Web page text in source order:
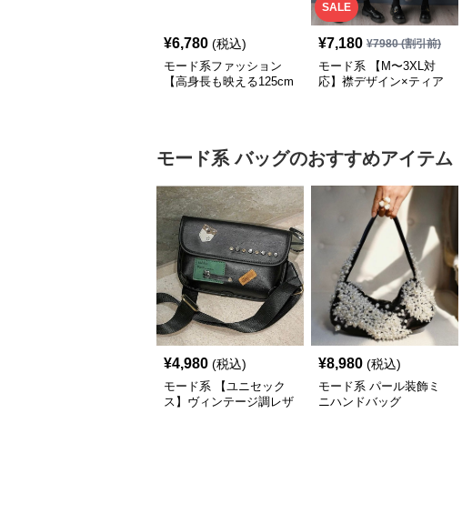
¥6,780 (税込)
モード系ファッション
【高身長も映える125cm
SALE
¥7,180 ¥7980(割引前)
モード系 【M〜3XL対
応】襟デザイン×ティア
モード系 バッグのおすすめアイテム
¥4,980 (税込)
モード系 【ユニセック
ス】ヴィンテージ調レザ
¥8,980 (税込)
モード系 パール装飾ミ
ニハンドバッグ